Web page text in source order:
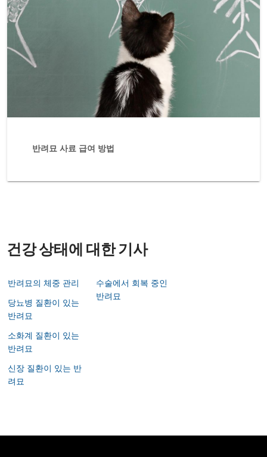
반려묘 사료 급여 방법
건강 상태에 대한 기사
반려묘의 체중 관리
당뇨병 질환이 있는
반려묘
소화계 질환이 있는
반려묘
신장 질환이 있는 반
려묘
수술에서 회복 중인
반려묘